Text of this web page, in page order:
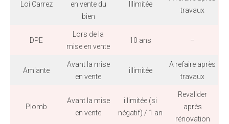
Loi Carrez
en vente du
bien
Illimitée
travaux
DPE
Lors de la
mise en vente
10 ans –
Amiante
Avant la mise
en vente
illimitée
A refaire après
travaux
Plomb
Avant la mise
en vente
illimitée (si
négatif) / 1 an
Revalider
après
rénovation